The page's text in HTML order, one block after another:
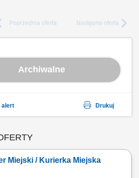
Poprzednia oferta Następna oferta
Archiwalne
alert Drukuj
Miejski / Kurierka Miejska